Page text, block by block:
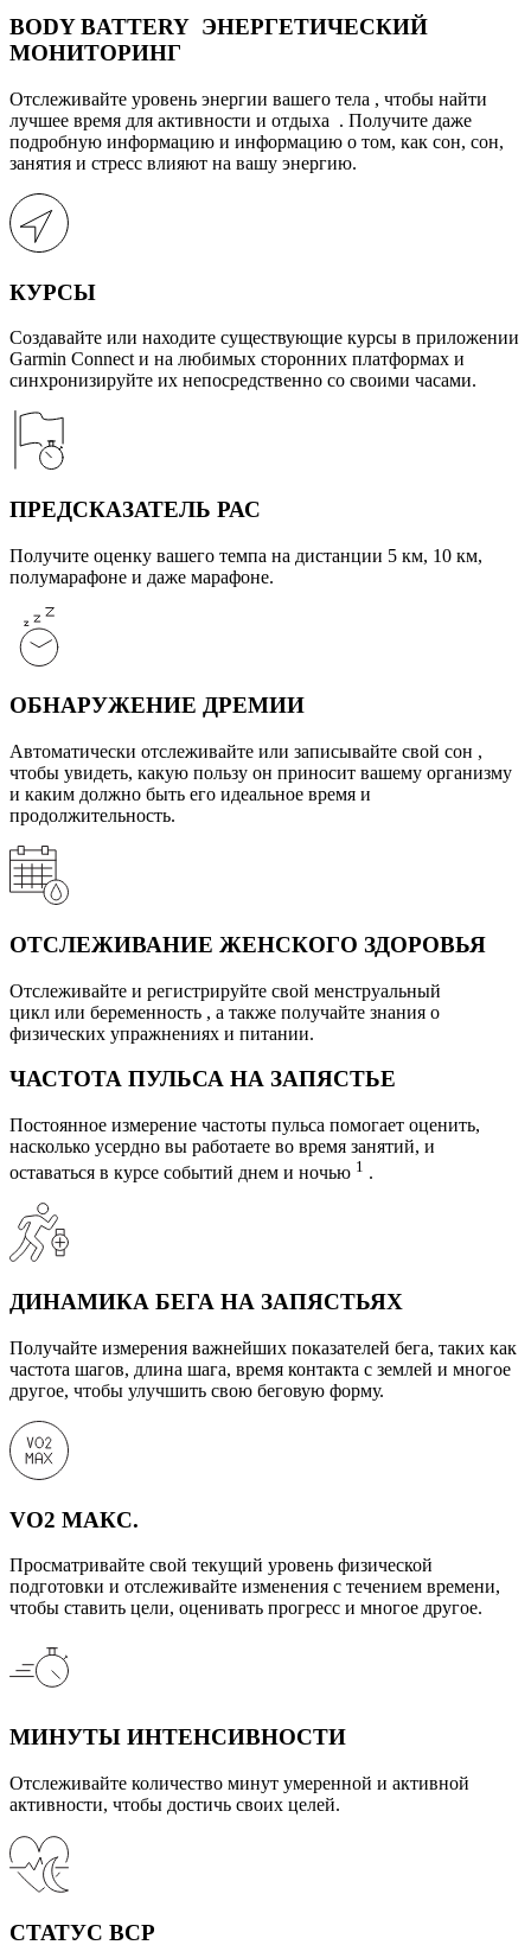
BODY BATTERY ЭНЕРГЕТИЧЕСКИЙ
МОНИТОРИНГ
Отслеживайте уровень энергии вашего тела , чтобы найти
лучшее время для активности и отдыха . Получите даже
подробную информацию и информацию о том, как сон, сон,
занятия и стресс влияют на вашу энергию.
КУРСЫ
Создавайте или находите существующие курсы в приложении
Garmin Connect и на любимых сторонних платформах и
синхронизируйте их непосредственно со своими часами.
ПРЕДСКАЗАТЕЛЬ РАС
Получите оценку вашего темпа на дистанции 5 км, 10 км,
полумарафоне и даже марафоне.
ОБНАРУЖЕНИЕ ДРЕМИИ
Автоматически отслеживайте или записывайте свой сон ,
чтобы увидеть, какую пользу он приносит вашему организму
и каким должно быть его идеальное время и
продолжительность.
ОТСЛЕЖИВАНИЕ ЖЕНСКОГО ЗДОРОВЬЯ
Отслеживайте и регистрируйте свой менструальный
цикл или беременность , а также получайте знания о
физических упражнениях и питании.
ЧАСТОТА ПУЛЬСА НА ЗАПЯСТЬЕ
Постоянное измерение частоты пульса помогает оценить,
насколько усердно вы работаете во время занятий, и
оставаться в курсе событий днем ​​и ночью 1 .
ДИНАМИКА БЕГА НА ЗАПЯСТЬЯХ
Получайте измерения важнейших показателей бега, таких как
частота шагов, длина шага, время контакта с землей и многое
другое, чтобы улучшить свою беговую форму.
VO2 МАКС.
Просматривайте свой текущий уровень физической
подготовки и отслеживайте изменения с течением времени,
чтобы ставить цели, оценивать прогресс и многое другое.
МИНУТЫ ИНТЕНСИВНОСТИ
Отслеживайте количество минут умеренной и активной
активности, чтобы достичь своих целей.
СТАТУС ВСР